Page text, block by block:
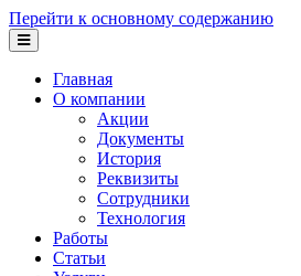
Перейти к основному содержанию
Главная
О компании
Акции
Документы
История
Реквизиты
Сотрудники
Технология
Работы
Статьи